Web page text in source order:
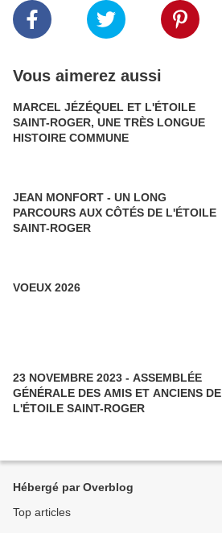
Vous aimerez aussi
MARCEL JÉZÉQUEL ET L'ÉTOILE
SAINT-ROGER, UNE TRÈS LONGUE
HISTOIRE COMMUNE
JEAN MONFORT - UN LONG
PARCOURS AUX CÔTÉS DE L'ÉTOILE
SAINT-ROGER
VOEUX 2026
23 NOVEMBRE 2023 - ASSEMBLÉE
GÉNÉRALE DES AMIS ET ANCIENS DE
L'ÉTOILE SAINT-ROGER
Hébergé par Overblog
Top articles